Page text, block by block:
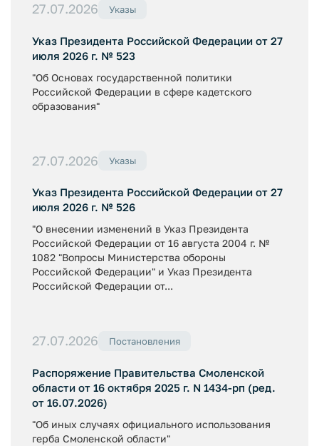
27.07.2026 Указы
Указ Президента Российской Федерации от 27
июля 2026 г. № 523
"Об Основах государственной политики
Российской Федерации в сфере кадетского
образования"
27.07.2026 Указы
Указ Президента Российской Федерации от 27
июля 2026 г. № 526
"О внесении изменений в Указ Президента
Российской Федерации от 16 августа 2004 г. №
1082 "Вопросы Министерства обороны
Российской Федерации" и Указ Президента
Российской Федерации от...
27.07.2026 Постановления
Распоряжение Правительства Смоленской
области от 16 октября 2025 г. N 1434-рп (ред.
от 16.07.2026)
"Об иных случаях официального использования
герба Смоленской области"